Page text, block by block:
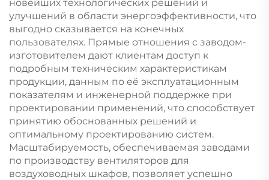
новейших технологических решений и
улучшений в области энергоэффективности, что
выгодно сказывается на конечных
пользователях. Прямые отношения с заводом-
изготовителем дают клиентам доступ к
подробным техническим характеристикам
продукции, данным по её эксплуатационным
показателям и инженерной поддержке при
проектировании применений, что способствует
принятию обоснованных решений и
оптимальному проектированию систем.
Масштабируемость, обеспечиваемая заводами
по производству вентиляторов для
воздуховодных шкафов, позволяет успешно